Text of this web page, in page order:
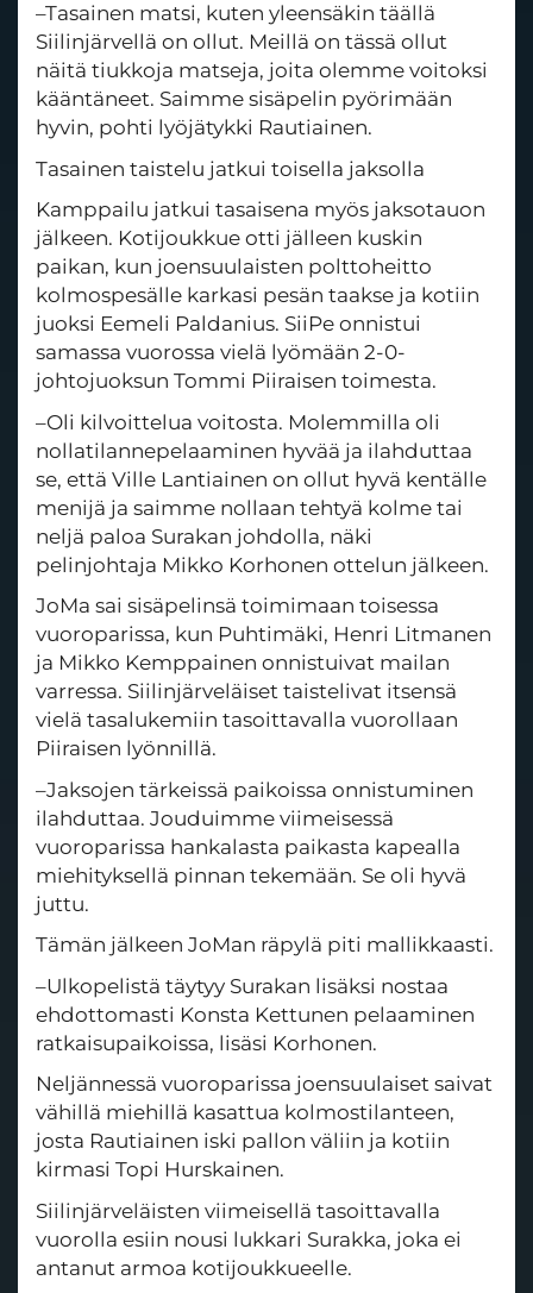
–Tasainen matsi, kuten yleensäkin täällä
Siilinjärvellä on ollut. Meillä on tässä ollut
näitä tiukkoja matseja, joita olemme voitoksi
kääntäneet. Saimme sisäpelin pyörimään
hyvin, pohti lyöjätykki Rautiainen.
Tasainen taistelu jatkui toisella jaksolla
Kamppailu jatkui tasaisena myös jaksotauon
jälkeen. Kotijoukkue otti jälleen kuskin
paikan, kun joensuulaisten polttoheitto
kolmospesälle karkasi pesän taakse ja kotiin
juoksi Eemeli Paldanius. SiiPe onnistui
samassa vuorossa vielä lyömään 2-0-
johtojuoksun Tommi Piiraisen toimesta.
–Oli kilvoittelua voitosta. Molemmilla oli
nollatilannepelaaminen hyvää ja ilahduttaa
se, että Ville Lantiainen on ollut hyvä kentälle
menijä ja saimme nollaan tehtyä kolme tai
neljä paloa Surakan johdolla, näki
pelinjohtaja Mikko Korhonen ottelun jälkeen.
JoMa sai sisäpelinsä toimimaan toisessa
vuoroparissa, kun Puhtimäki, Henri Litmanen
ja Mikko Kemppainen onnistuivat mailan
varressa. Siilinjärveläiset taistelivat itsensä
vielä tasalukemiin tasoittavalla vuorollaan
Piiraisen lyönnillä.
–Jaksojen tärkeissä paikoissa onnistuminen
ilahduttaa. Jouduimme viimeisessä
vuoroparissa hankalasta paikasta kapealla
miehityksellä pinnan tekemään. Se oli hyvä
juttu.
Tämän jälkeen JoMan räpylä piti mallikkaasti.
–Ulkopelistä täytyy Surakan lisäksi nostaa
ehdottomasti Konsta Kettunen pelaaminen
ratkaisupaikoissa, lisäsi Korhonen.
Neljännessä vuoroparissa joensuulaiset saivat
vähillä miehillä kasattua kolmostilanteen,
josta Rautiainen iski pallon väliin ja kotiin
kirmasi Topi Hurskainen.
Siilinjärveläisten viimeisellä tasoittavalla
vuorolla esiin nousi lukkari Surakka, joka ei
antanut armoa kotijoukkueelle.